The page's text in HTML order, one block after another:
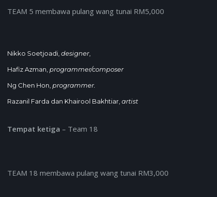
TEAM 5 membawa pulang wang tunai RM5,000
Nikko Soetjoadi,designer,
Hafiz Azman,programmer/composer
Ng Chen Hon,programmer.
Razanil Farda dan Khairool Bakhtiar,artist
Tempat ketiga – Team 18
TEAM 18 membawa pulang wang tunai RM3,000